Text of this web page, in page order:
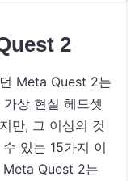
2
Meta Quest 2는
상 현실 헤드셋
만, 그 이상의 것
있는 15가지 이
Meta Quest 2는